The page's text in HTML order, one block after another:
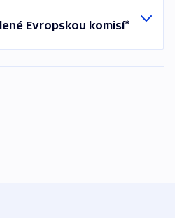
Evropskou komisí*